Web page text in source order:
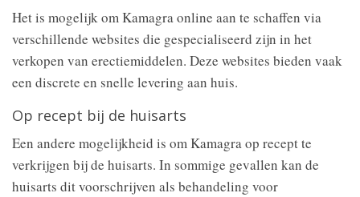
Het is mogelijk om Kamagra online aan te schaffen via
verschillende websites die gespecialiseerd zijn in het
verkopen van erectiemiddelen. Deze websites bieden vaak
een discrete en snelle levering aan huis.
Op recept bij de huisarts
Een andere mogelijkheid is om Kamagra op recept te
verkrijgen bij de huisarts. In sommige gevallen kan de
huisarts dit voorschrijven als behandeling voor